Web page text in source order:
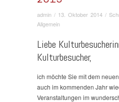
admin / 13. Oktober 2014 /
Allgemein
Liebe
Kulturbesucher,
ich möchte Sie mit dem
auch im kommenden Jahr
Veranstaltungen im